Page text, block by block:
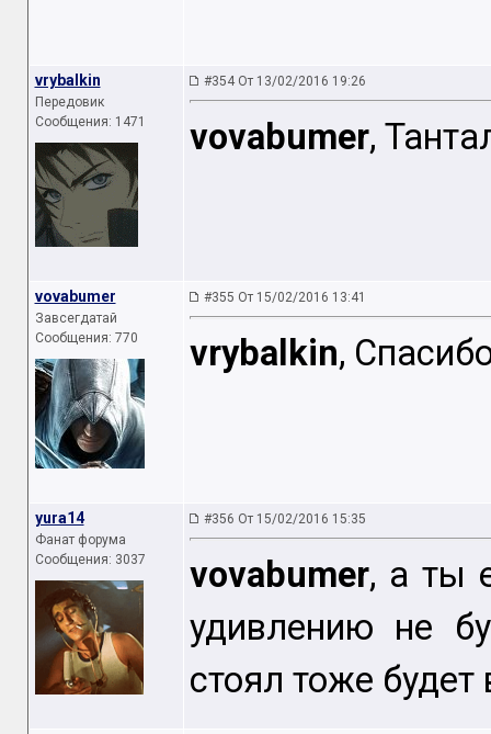
vrybalkin
Передовик
Сообщения: 1471
#354 От 13/02/2016 19:26
vovabumer,
vovabumer
Завсегдатай
Сообщения: 770
#355 От 15/02/2016 13:41
vrybalkin,
yura14
Фанат форума
Сообщения: 3037
#356 От 15/02/2016 15:35
vovabumer, а ты
удивлению не
стоял тоже